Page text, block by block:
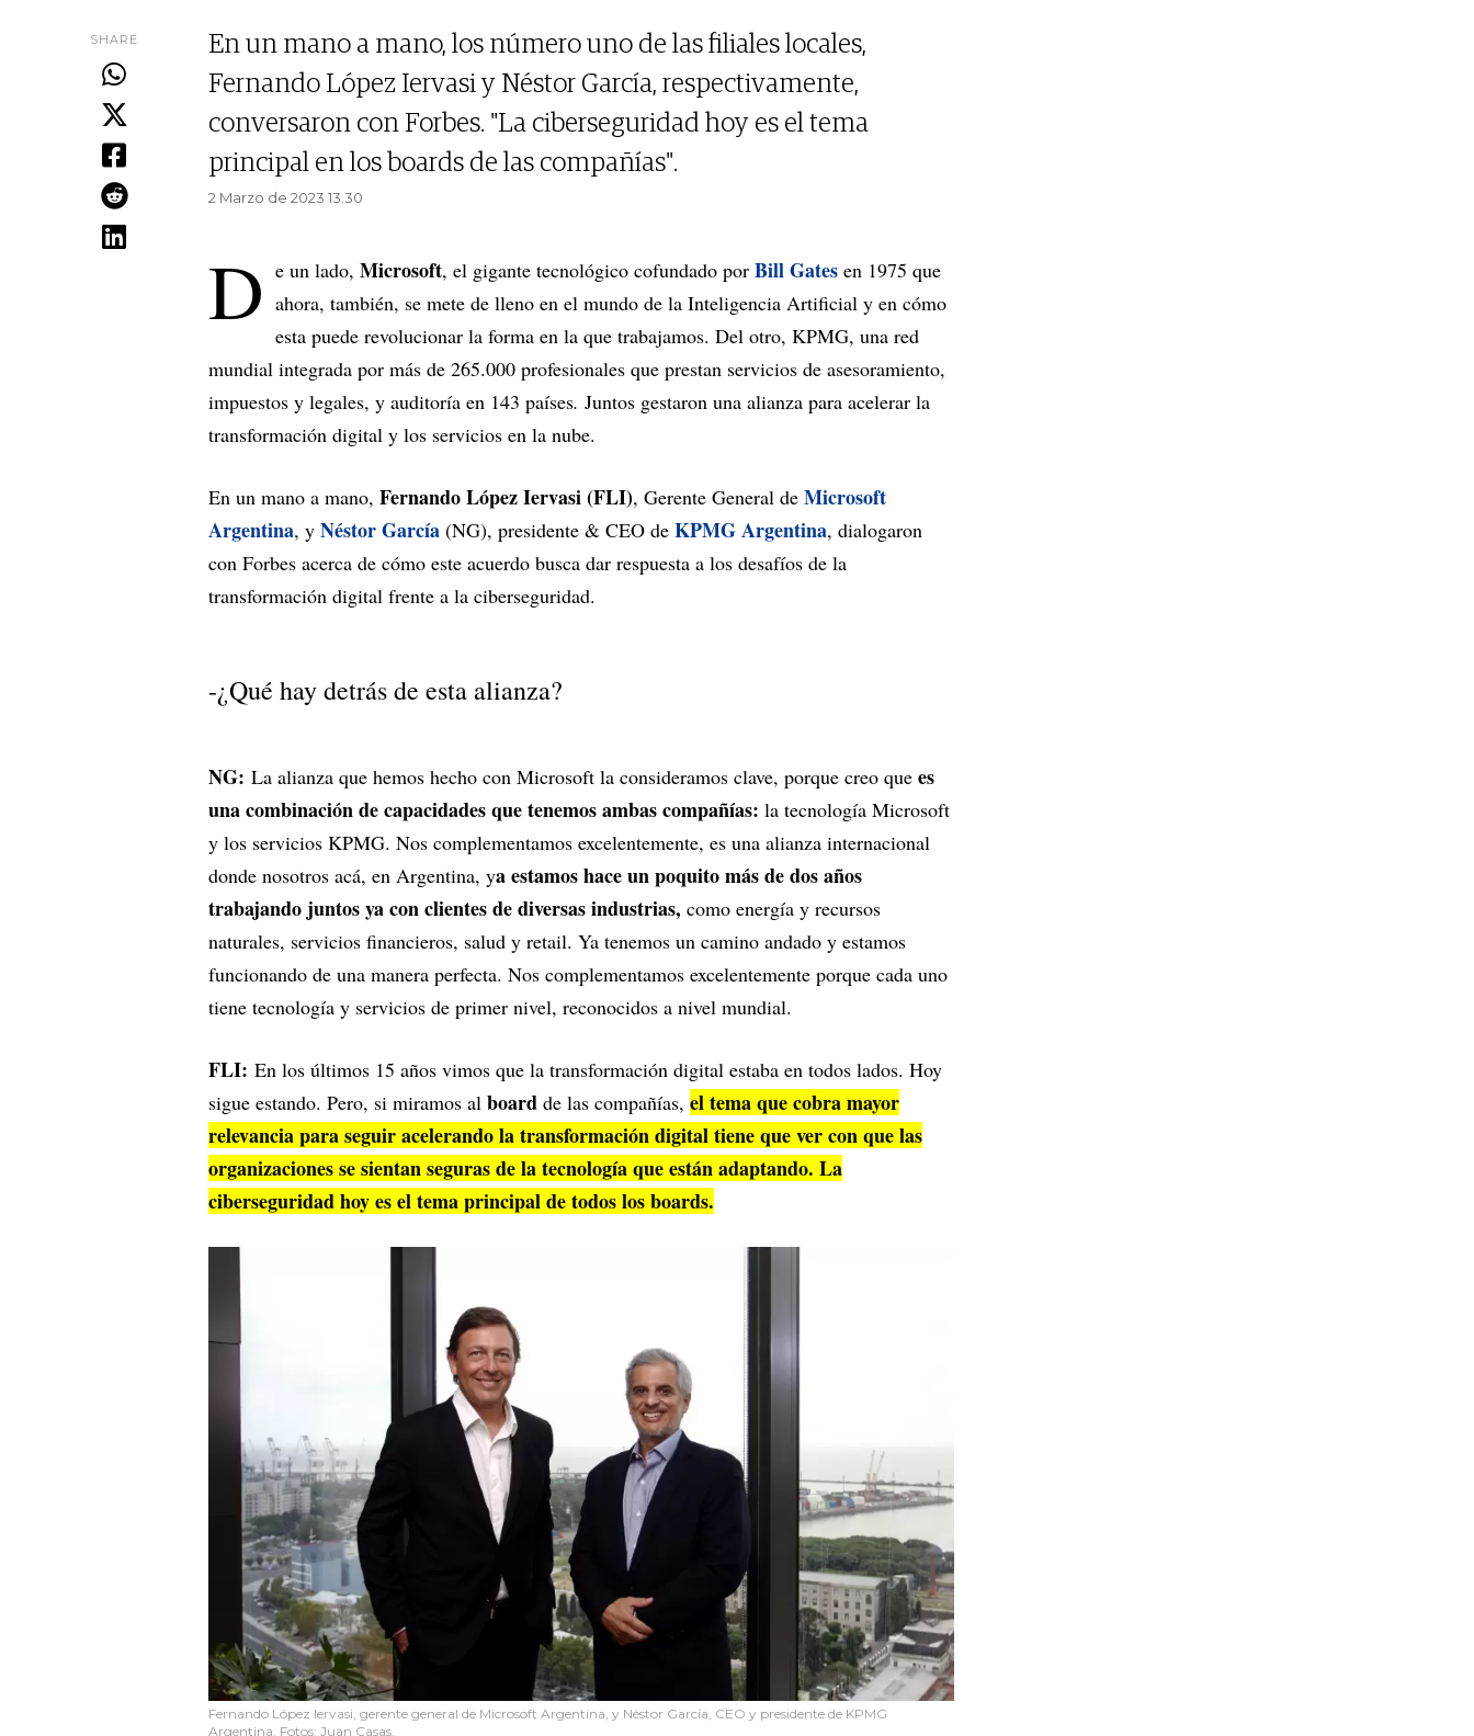
SHARE
En un mano a mano, los número uno de las filiales locales,
Fernando López Iervasi y Néstor García, respectivamente,
conversaron con Forbes. "La ciberseguridad hoy es el tema
principal en los boards de las compañías".
2 Marzo de 2023 13.30
D e un lado, Microsoft, el gigante tecnológico cofundado por Bill Gates en 1975 que
ahora, también, se mete de lleno en el mundo de la Inteligencia Artificial y en cómo
esta puede revolucionar la forma en la que trabajamos. Del otro, KPMG, una red
mundial integrada por más de 265.000 profesionales que prestan servicios de asesoramiento,
impuestos y legales, y auditoría en 143 países. Juntos gestaron una alianza para acelerar la
transformación digital y los servicios en la nube.
En un mano a mano, Fernando López Iervasi (FLI), Gerente General de Microsoft
Argentina, y Néstor García (NG), presidente & CEO de KPMG Argentina, dialogaron
con Forbes acerca de cómo este acuerdo busca dar respuesta a los desafíos de la
transformación digital frente a la ciberseguridad.
-¿Qué hay detrás de esta alianza?
NG: La alianza que hemos hecho con Microsoft la consideramos clave, porque creo que es
una combinación de capacidades que tenemos ambas compañías: la tecnología Microsoft
y los servicios KPMG. Nos complementamos excelentemente, es una alianza internacional
donde nosotros acá, en Argentina, ya estamos hace un poquito más de dos años
trabajando juntos ya con clientes de diversas industrias, como energía y recursos
naturales, servicios financieros, salud y retail. Ya tenemos un camino andado y estamos
funcionando de una manera perfecta. Nos complementamos excelentemente porque cada uno
tiene tecnología y servicios de primer nivel, reconocidos a nivel mundial.
FLI: En los últimos 15 años vimos que la transformación digital estaba en todos lados. Hoy
sigue estando. Pero, si miramos al board de las compañías, el tema que cobra mayor
relevancia para seguir acelerando la transformación digital tiene que ver con que las
organizaciones se sientan seguras de la tecnología que están adaptando. La
ciberseguridad hoy es el tema principal de todos los boards.
Fernando López Iervasi, gerente general de Microsoft Argentina, y Néstor García, CEO y presidente de KPMG
Argentina. Fotos: Juan Casas.